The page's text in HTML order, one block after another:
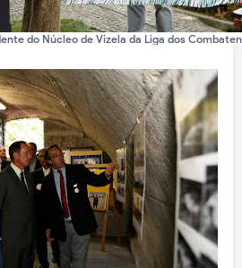
do Núcleo de Vizela da Liga dos